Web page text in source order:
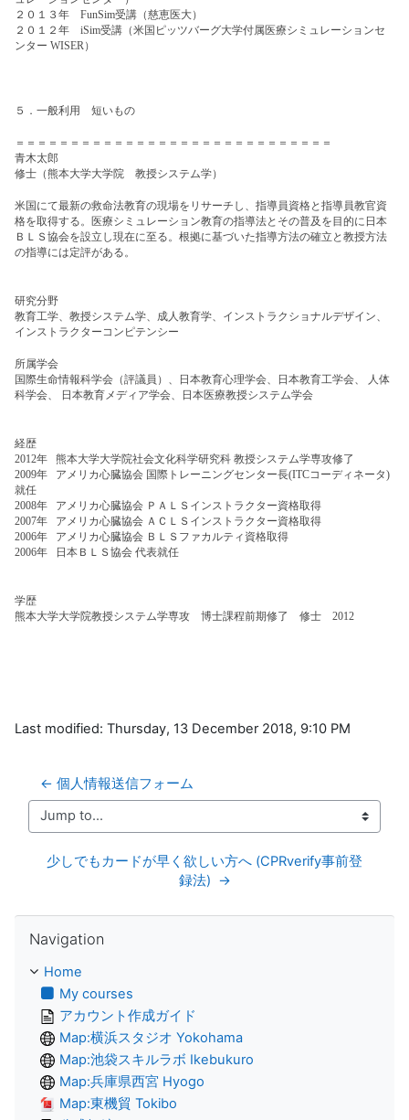
２０１３年 FunSim受講（慈恵医大）
２０１２年 iSim受講 （米国ピッツバーグ大学付属医療シミュレーションセ
ンター WISER ）
５．一般利用 短いもの
＝＝＝＝＝＝＝＝＝＝＝＝＝＝＝＝＝＝＝＝＝＝＝＝＝＝＝＝＝
青木太郎
修士（熊本大学大学院 教授システム学）
米国にて最新の救命法教育の現場をリサーチし、指導員資格と指導員教官資
格を取得する。医療シミュレーション教育の指導法とその普及を目的に日本
ＢＬＳ協会を設立し現在に至る。根拠に基づいた指導方法の確立と教授方法
の指導には定評がある。
研究分野
教育工学、教授システム学、成人教育学、インストラクショナルデザイン、
インストラクターコンピテンシー
所属学会
国際生命情報科学会（評議員）、日本教育心理学会、日本教育工学会、 人体
科学会、 日本教育メディア学会、日本医療教授システム学会
経歴
2012年 熊本大学大学院社会文化科学研究科 教授システム学専攻修了
2009年 アメリカ心臓協会 国際トレーニングセンター長(ITCコーディネータ)
就任
2008年 アメリカ心臓協会 ＰＡＬＳインストラクター資格取得
2007年 アメリカ心臓協会 ＡＣＬＳインストラクター資格取得
2006年 アメリカ心臓協会 ＢＬＳファカルティ資格取得
2006年 日本ＢＬＳ協会 代表就任
学歴
熊本大学大学院教授システム学専攻 博士課程前期修了 修士 2012
Last modified: Thursday, 13 December 2018, 9:10 PM
← 個人情報送信フォーム
Jump to...
少しでもカードが早く欲しい方へ (CPRverify事前登
録法)  →
Navigation
Home
My courses
アカウント作成ガイド
Map:横浜スタジオ Yokohama
Map:池袋スキルラボ Ikebukuro
Map:兵庫県西宮 Hyogo
Map:東機貿 Tokibo